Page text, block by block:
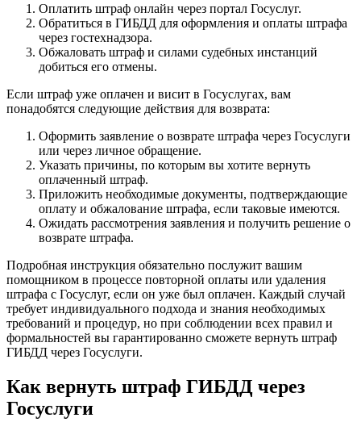
Оплатить штраф онлайн через портал Госуслуг.
Обратиться в ГИБДД для оформления и оплаты штрафа
через гостехнадзора.
Обжаловать штраф и силами судебных инстанций
добиться его отмены.
Если штраф уже оплачен и висит в Госуслугах, вам
понадобятся следующие действия для возврата:
Оформить заявление о возврате штрафа через Госуслуги
или через личное обращение.
Указать причины, по которым вы хотите вернуть
оплаченный штраф.
Приложить необходимые документы, подтверждающие
оплату и обжалование штрафа, если таковые имеются.
Ожидать рассмотрения заявления и получить решение о
возврате штрафа.
Подробная инструкция обязательно послужит вашим
помощником в процессе повторной оплаты или удаления
штрафа с Госуслуг, если он уже был оплачен. Каждый случай
требует индивидуального подхода и знания необходимых
требований и процедур, но при соблюдении всех правил и
формальностей вы гарантированно сможете вернуть штраф
ГИБДД через Госуслуги.
Как вернуть штраф ГИБДД через
Госуслуги